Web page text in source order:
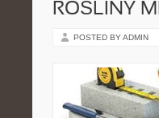
ROŚLINY
POSTED BY ADMIN